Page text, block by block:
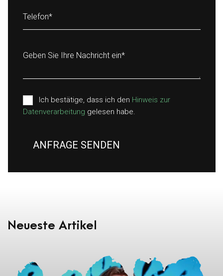
Telefon*
Geben Sie Ihre Nachricht ein*
Ich bestätige, dass ich den Hinweis zur
Datenverarbeitung gelesen habe.
ANFRAGE SENDEN
Neueste Artikel